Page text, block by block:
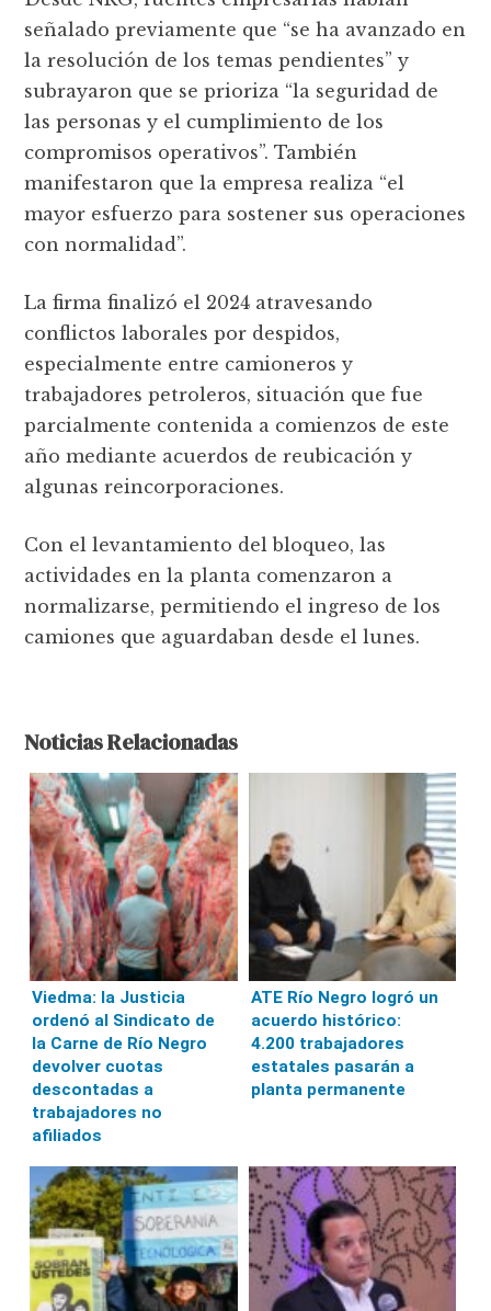
señalado previamente que “se ha avanzado en
la resolución de los temas pendientes” y
subrayaron que se prioriza “la seguridad de
las personas y el cumplimiento de los
compromisos operativos”. También
manifestaron que la empresa realiza “el
mayor esfuerzo para sostener sus operaciones
con normalidad”.
La firma finalizó el 2024 atravesando
conflictos laborales por despidos,
especialmente entre camioneros y
trabajadores petroleros, situación que fue
parcialmente contenida a comienzos de este
año mediante acuerdos de reubicación y
algunas reincorporaciones.
Con el levantamiento del bloqueo, las
actividades en la planta comenzaron a
normalizarse, permitiendo el ingreso de los
camiones que aguardaban desde el lunes.
Noticias Relacionadas
Viedma: la Justicia
ordenó al Sindicato de
la Carne de Río Negro
devolver cuotas
descontadas a
trabajadores no
afiliados
ATE Río Negro logró un
acuerdo histórico:
4.200 trabajadores
estatales pasarán a
planta permanente